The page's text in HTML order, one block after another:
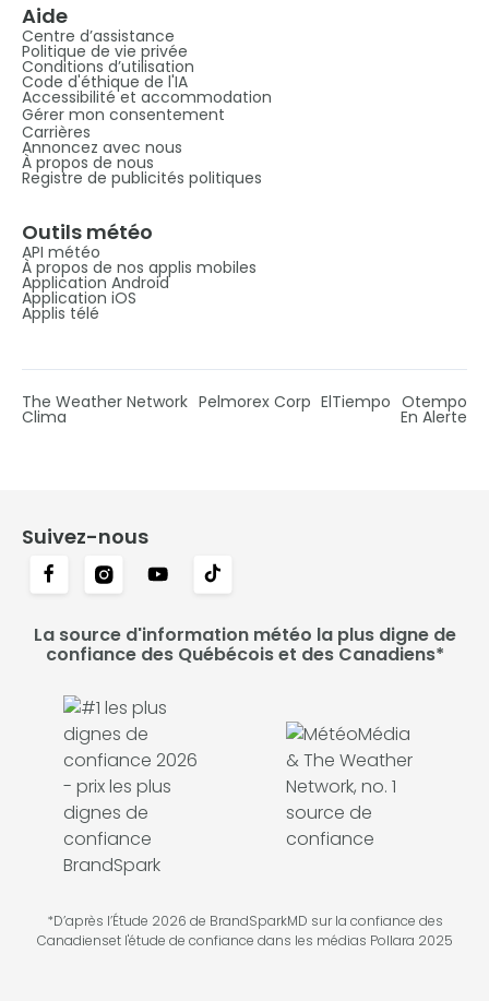
Aide
Centre d’assistance
Politique de vie privée
Conditions d’utilisation
Code d'éthique de l'IA
Accessibilité et accommodation
Gérer mon consentement
Carrières
Annoncez avec nous
À propos de nous
Registre de publicités politiques
Outils météo
API météo
À propos de nos applis mobiles
Application Android
Application iOS
Applis télé
The Weather Network Pelmorex Corp ElTiempo Otempo
Clima En Alerte
Suivez-nous
La source d'information météo la plus digne de
confiance des Québécois et des Canadiens*
*D’après l’Étude 2026 de BrandSparkMD sur la confiance des
Canadienset l'étude de confiance dans les médias Pollara 2025